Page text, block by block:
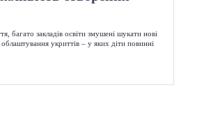
багато закладів освіти змушені шукати нові
укриттів – у яких діти повинні